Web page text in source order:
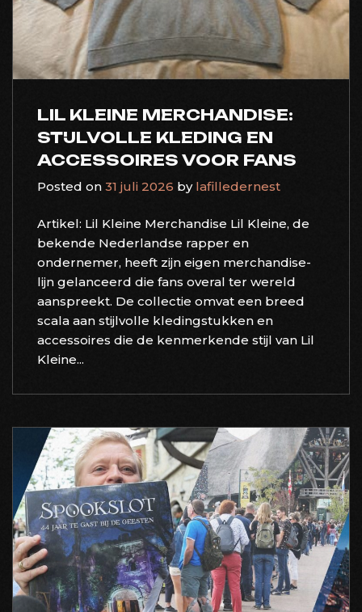
LIL KLEINE MERCHANDISE:
STIJLVOLLE KLEDING EN
ACCESSOIRES VOOR FANS
Posted on 31 juli 2026 by lafilledernest
Artikel: Lil Kleine Merchandise Lil Kleine, de
bekende Nederlandse rapper en
ondernemer, heeft zijn eigen merchandise-
lijn gelanceerd die fans overal ter wereld
aanspreekt. De collectie omvat een breed
scala aan stijlvolle kledingstukken en
accessoires die de kenmerkende stijl van Lil
Kleine...